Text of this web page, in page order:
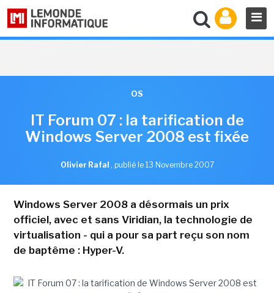
OS
IT Forum 07 : la tarification de
Windows Server 2008 est fixée
Olivier Rafal , publié le 13 Novembre 2007
Windows Server 2008 a désormais un prix
officiel, avec et sans Viridian, la technologie de
virtualisation - qui a pour sa part reçu son nom
de baptême : Hyper-V.